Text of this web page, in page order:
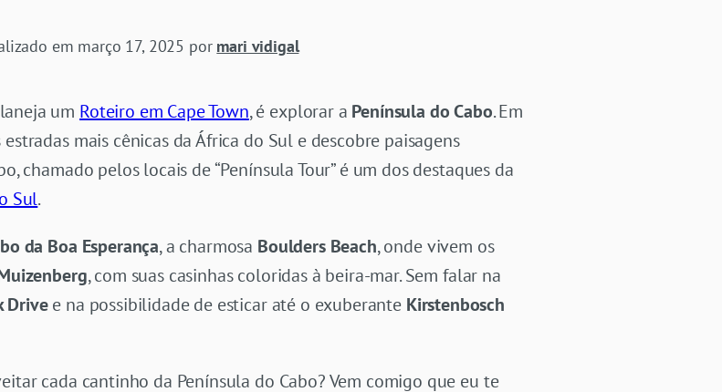
em março 17, 2025 por mari vidigal
um Roteiro em Cape Town, é explorar a Península do Cabo. Em
mais cênicas da África do Sul e descobre paisagens
chamado pelos locais de “Península Tour” é um dos destaques da
Sul.
da Boa Esperança, a charmosa Boulders Beach, onde vivem os
, com suas casinhas coloridas à beira-mar. Sem falar na
Drivee na possibilidade de esticar até o exuberante Kirstenbosch
cada cantinho da Península do Cabo? Vem comigo que eu te